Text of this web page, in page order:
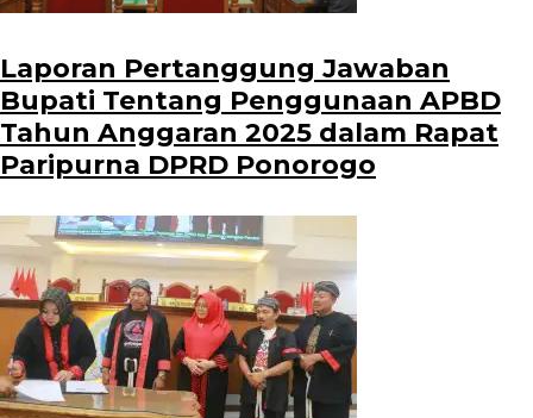
Laporan Pertanggung Jawaban
Bupati Tentang Penggunaan APBD
Tahun Anggaran 2025 dalam Rapat
Paripurna DPRD Ponorogo